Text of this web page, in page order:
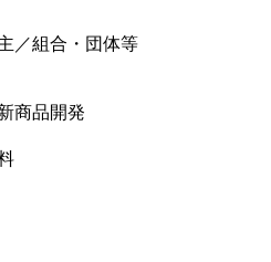
／組合・団体等
商品開発